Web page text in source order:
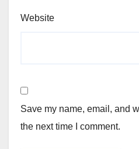
Website
Save my name, email, and
the next time I comment.